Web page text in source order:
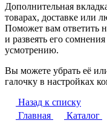
Дополнительная
товарах, доставке или
Поможет вам ответить
и развеять его
усмотрению.
Вы можете убрать её
галочку в настройках
Назад к списку
Главная
Каталог